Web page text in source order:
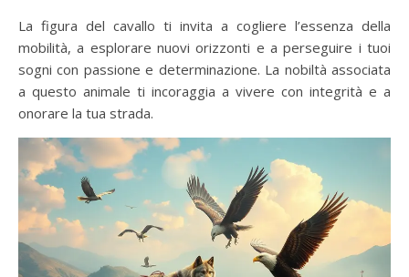
La figura del cavallo ti invita a cogliere l’essenza della
mobilità, a esplorare nuovi orizzonti e a perseguire i tuoi
sogni con passione e determinazione. La nobiltà associata
a questo animale ti incoraggia a vivere con integrità e a
onorare la tua strada.